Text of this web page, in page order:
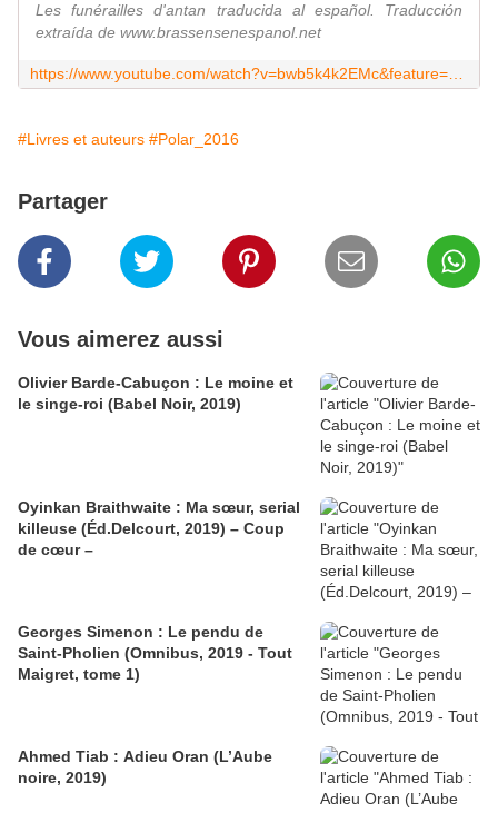
Les funérailles d'antan traducida al español. Traducción
extraída de www.brassensenespanol.net
#Livres et auteurs #Polar_2016
Partager
Vous aimerez aussi
Olivier Barde-Cabuçon : Le moine et
le singe-roi (Babel Noir, 2019)
Oyinkan Braithwaite : Ma sœur, serial
killeuse (Éd.Delcourt, 2019) – Coup
de cœur –
Georges Simenon : Le pendu de
Saint-Pholien (Omnibus, 2019 - Tout
Maigret, tome 1)
Ahmed Tiab : Adieu Oran (L’Aube
noire, 2019)